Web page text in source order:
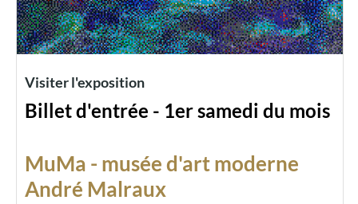
Visiter l'exposition
Billet d'entrée - 1er samedi du mois
MuMa - musée d'art moderne
André Malraux